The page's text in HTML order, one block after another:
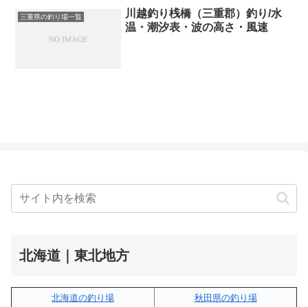
三重県の釣り場一覧
川越釣り桟橋（三重郡）釣り/水
温・潮汐表・波の高さ・風速
北海道｜東北地方
北海道の釣り場
秋田県の釣り場